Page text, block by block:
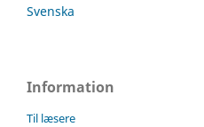
Svenska
Information
Til læsere